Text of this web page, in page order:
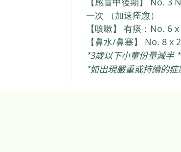
一次 （加速痊愈）
【咳嗽】 有痰：No. 6
【鼻水/鼻塞】 No. 8 x
*3歲以下小童份量減半 *
*如出現嚴重或持續的